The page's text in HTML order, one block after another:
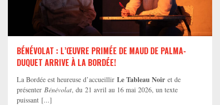
BÉNÉVOLAT : L’ŒUVRE PRIMÉE DE MAUD DE PALMA-
DUQUET ARRIVE À LA BORDÉE!
La Bordée est heureuse d’accueillir Le Tableau Noir et de
présenter Bénévolat, du 21 avril au 16 mai 2026, un texte
puissant [...]